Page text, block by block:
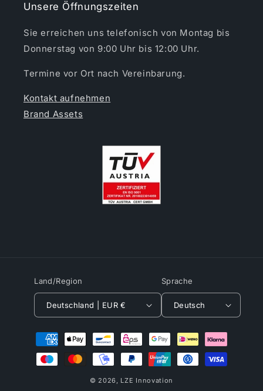
Unsere Öffnungszeiten
Sie erreichen uns telefonisch von Montag bis
Donnerstag von 9:00 Uhr bis 12:00 Uhr.
Termine vor Ort nach Vereinbarung.
Kontakt aufnehmen
Brand Assets
Land/Region
Deutschland | EUR €
Sprache
Deutsch
Zahlungsmethoden
© 2026, LZE Innovation